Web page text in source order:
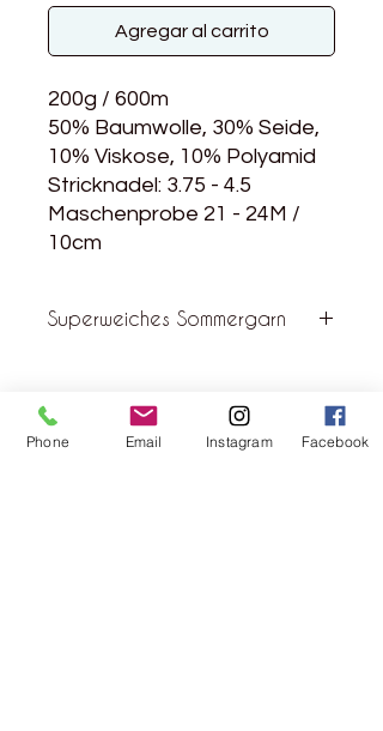
Agregar al carrito
200g / 600m
50% Baumwolle, 30% Seide,
10% Viskose, 10% Polyamid
Stricknadel: 3.75 - 4.5
Maschenprobe 21 - 24M /
10cm
Superweiches Sommergarn
einzigartige Verlaufsgarn zu einem
perfekten Garn für Sommerpullover
Phone Email Instagram Facebook